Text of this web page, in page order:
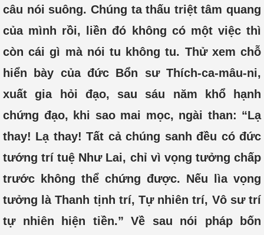
câu nói suông. Chúng ta thấu triệt tâm quang
của mình rồi, liền đó không có một việc thì
còn cái gì mà nói tu không tu. Thử xem chỗ
hiển bày của đức Bổn sư Thích-ca-mâu-ni,
xuất gia hỏi đạo, sau sáu năm khổ hạnh
chứng đạo, khi sao mai mọc, ngài than: “Lạ
thay! Lạ thay! Tất cả chúng sanh đều có đức
tướng trí tuệ Như Lai, chỉ vì vọng tưởng chấp
trước không thể chứng được. Nếu lìa vọng
tưởng là Thanh tịnh trí, Tự nhiên trí, Vô sư trí
tự nhiên hiện tiền.” Về sau nói pháp bốn